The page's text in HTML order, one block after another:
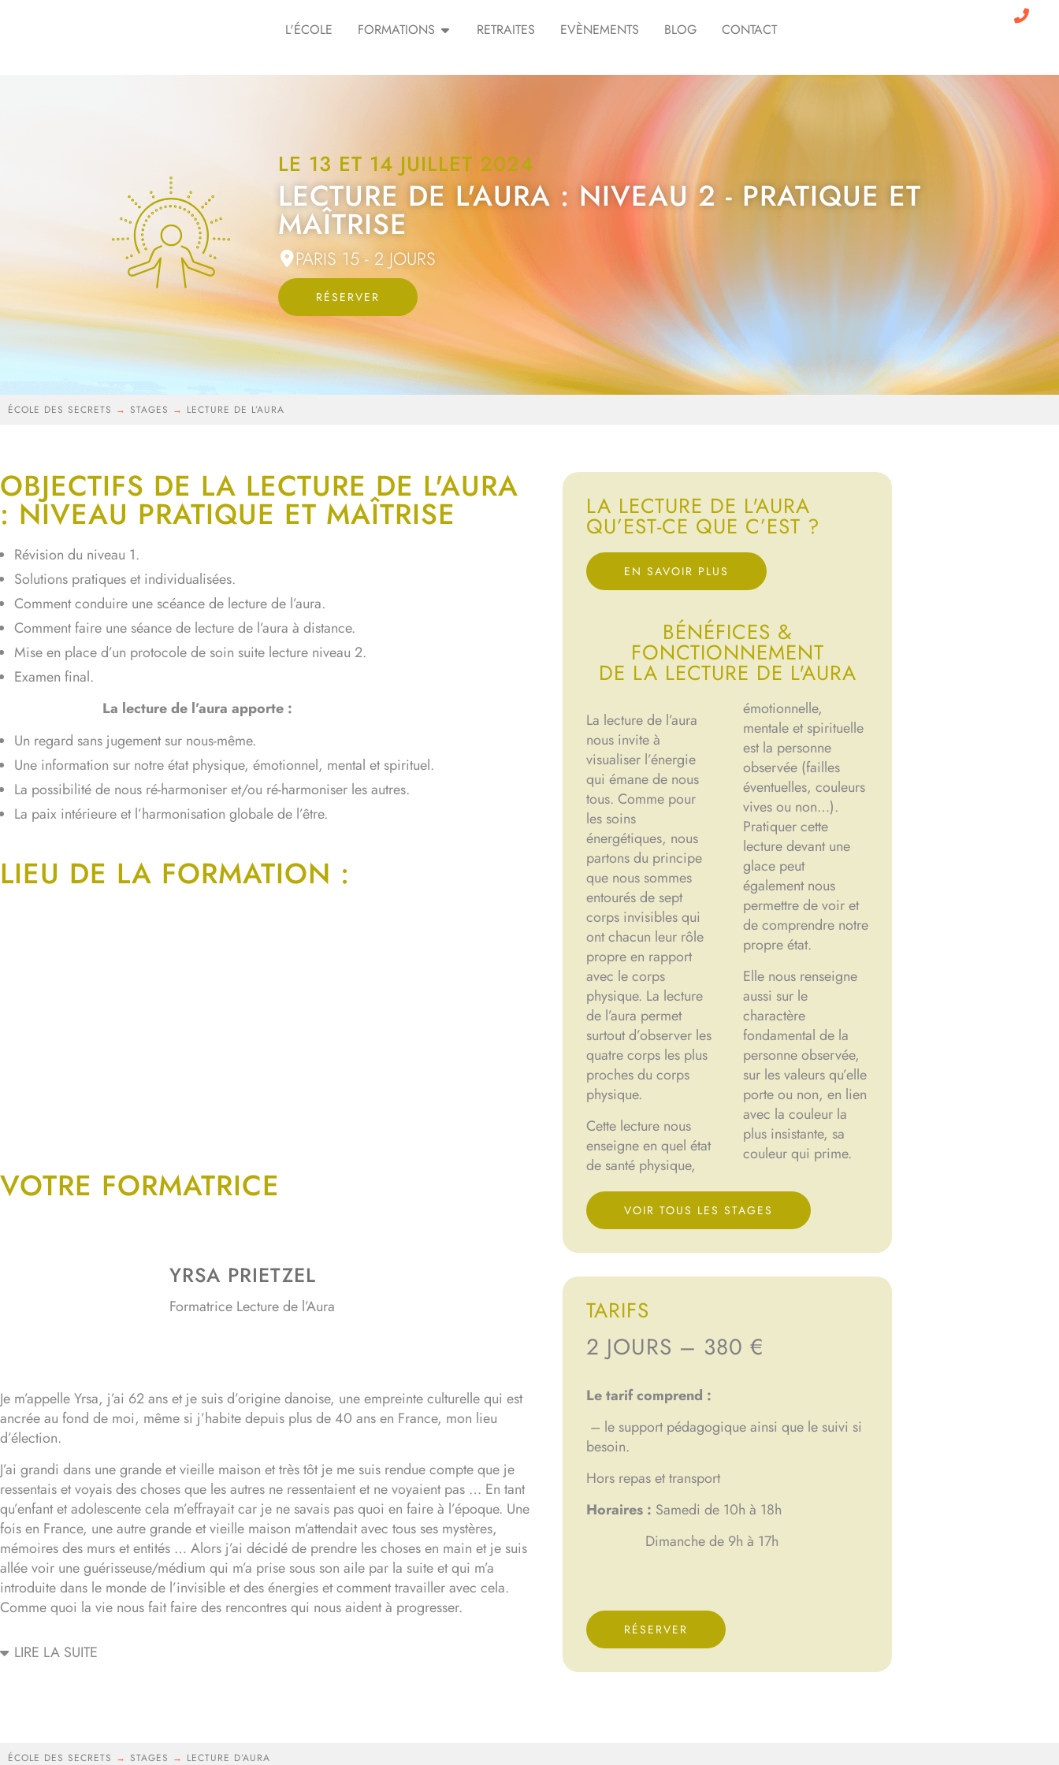
L'ÉCOLE FORMATIONS RETRAITES EVÈNEMENTS​ BLOG CONTACT
LE 13 ET 14 JUILLET 2024
LECTURE DE L'AURA : NIVEAU 2 - PRATIQUE ET
MAÎTRISE
PARIS 15 - 2 JOURS
RÉSERVER
ÉCOLE DES SECRETS → STAGES → LECTURE DE L’AURA
OBJECTIFS DE LA LECTURE DE L'AURA
: NIVEAU PRATIQUE ET MAÎTRISE
Révision du niveau 1.
Solutions pratiques et individualisées.
Comment conduire une scéance de lecture de l’aura.
Comment faire une séance de lecture de l’aura à distance.
Mise en place d’un protocole de soin suite lecture niveau 2.
Examen final.
La lecture de l’aura apporte :
Un regard sans jugement sur nous-même.
Une information sur notre état physique, émotionnel, mental et spirituel.
La possibilité de nous ré-harmoniser et/ou ré-harmoniser les autres.
La paix intérieure et l’harmonisation globale de l’être.
LIEU DE LA FORMATION :
VOTRE FORMATRICE
YRSA PRIETZEL
Formatrice Lecture de l’Aura
Je m’appelle Yrsa, j’ai 62 ans et je suis d’origine danoise, une empreinte culturelle qui est
ancrée au fond de moi, même si j’habite depuis plus de 40 ans en France, mon lieu
d’élection.
J’ai grandi dans une grande et vieille maison et très tôt je me suis rendue compte que je
ressentais et voyais des choses que les autres ne ressentaient et ne voyaient pas … En tant
qu’enfant et adolescente cela m’effrayait car je ne savais pas quoi en faire à l’époque. Une
fois en France, une autre grande et vieille maison m’attendait avec tous ses mystères,
mémoires des murs et entités … Alors j’ai décidé de prendre les choses en main et je suis
allée voir une guérisseuse/médium qui m’a prise sous son aile par la suite et qui m’a
introduite dans le monde de l’invisible et des énergies et comment travailler avec cela.
Comme quoi la vie nous fait faire des rencontres qui nous aident à progresser.
LIRE LA SUITE
LA LECTURE DE L'AURA
QU’EST-CE QUE C’EST ?
EN SAVOIR PLUS
BÉNÉFICES &
FONCTIONNEMENT
DE LA LECTURE DE L'AURA
La lecture de l’aura
nous invite à
visualiser l’énergie
qui émane de nous
tous. Comme pour
les soins
énergétiques, nous
partons du principe
que nous sommes
entourés de sept
corps invisibles qui
ont chacun leur rôle
propre en rapport
avec le corps
physique. La lecture
de l’aura permet
surtout d’observer les
quatre corps les plus
proches du corps
physique.
Cette lecture nous
enseigne en quel état
de santé physique,
émotionnelle,
mentale et spirituelle
est la personne
observée (failles
éventuelles, couleurs
vives ou non…).
Pratiquer cette
lecture devant une
glace peut
également nous
permettre de voir et
de comprendre notre
propre état.
Elle nous renseigne
aussi sur le
charactère
fondamental de la
personne observée,
sur les valeurs qu’elle
porte ou non, en lien
avec la couleur la
plus insistante, sa
couleur qui prime.
VOIR TOUS LES STAGES
TARIFS
2 JOURS – 380 €
Le tarifcomprend :
– le support pédagogique ainsi que le suivi si
besoin.
Hors repas et transport
Horaires : Samedi de 10h à 18h
Dimanche de 9h à 17h
RÉSERVER
ÉCOLE DES SECRETS → STAGES → LECTURE D’AURA